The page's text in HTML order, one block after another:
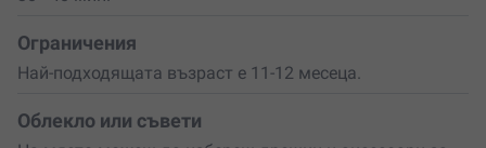
Ограничения
Най-подходящата възраст е 11-12 месеца.
Облекло или съвети